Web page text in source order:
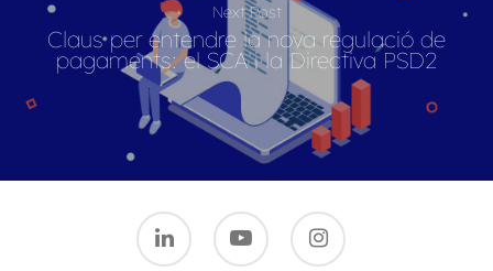
Next Post
Claus per entendre la nova regulació de
pagaments: el SCA i la Directiva PSD2